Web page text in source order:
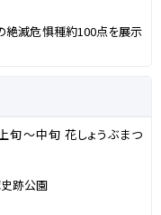
絶滅危惧種約100点を展示
旬～中旬 花しょうぶまつ
跡公園